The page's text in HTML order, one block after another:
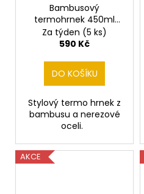
Bambusový
termohrnek 450ml
Queen
Za týden (5 ks)
590 Kč
DO KOŠÍKU
Stylový termo hrnek z
bambusu a nerezové
oceli.
AKCE